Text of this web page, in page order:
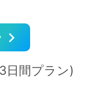
間プラン)